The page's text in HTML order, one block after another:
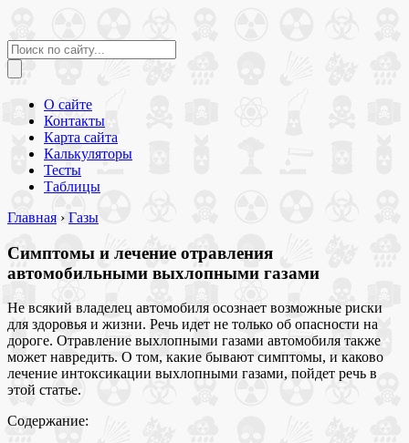
О сайте
Контакты
Карта сайта
Калькуляторы
Тесты
Таблицы
Главная › Газы
Симптомы и лечение отравления
автомобильными выхлопными газами
Не всякий владелец автомобиля осознает возможные риски
для здоровья и жизни. Речь идет не только об опасности на
дороге. Отравление выхлопными газами автомобиля также
может навредить. О том, какие бывают симптомы, и каково
лечение интоксикации выхлопными газами, пойдет речь в
этой статье.
Содержание: